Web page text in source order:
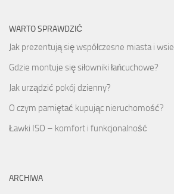
WARTO SPRAWDZIĆ
Jak prezentują się współczesne miasta i wsie
Gdzie montuje się siłowniki łańcuchowe?
Jak urządzić pokój dzienny?
O czym pamiętać kupując nieruchomość?
Ławki ISO – komfort i funkcjonalność
ARCHIWA